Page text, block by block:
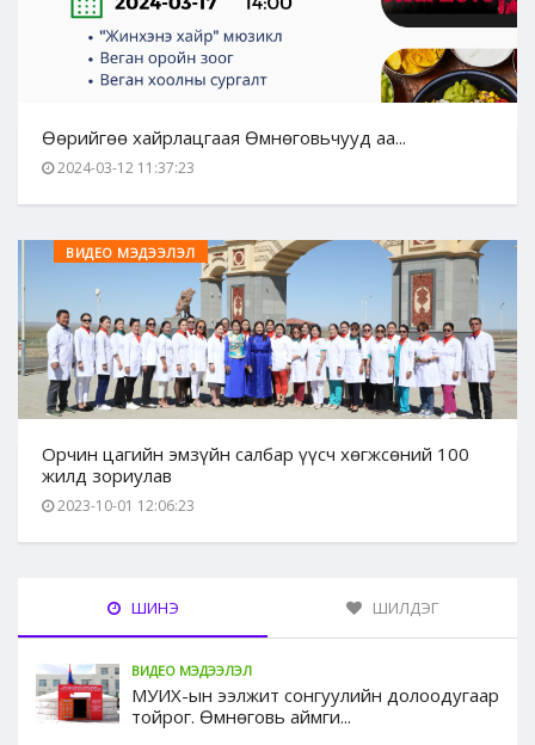
Өөрийгөө хайрлацгаая Өмнөговьчууд аа...
2024-03-12 11:37:23
ВИДЕО МЭДЭЭЛЭЛ
Орчин цагийн эмзүйн салбар үүсч хөгжсөний 100
жилд зориулав
2023-10-01 12:06:23
ШИНЭ ШИЛДЭГ
ВИДЕО МЭДЭЭЛЭЛ
МУИХ-ын ээлжит сонгуулийн долоодугаар
тойрог. Өмнөговь аймги...